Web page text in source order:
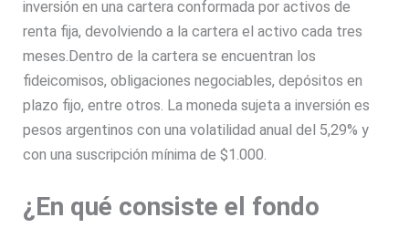
inversión en una cartera conformada por activos de
renta fija, devolviendo a la cartera el activo cada tres
meses.Dentro de la cartera se encuentran los
fideicomisos, obligaciones negociables, depósitos en
plazo fijo, entre otros. La moneda sujeta a inversión es
pesos argentinos con una volatilidad anual del 5,29% y
con una suscripción mínima de $1.000.
¿En qué consiste el fondo